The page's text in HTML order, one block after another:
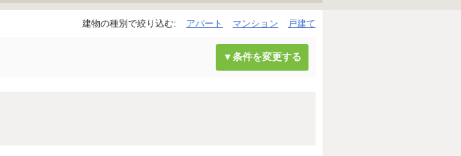
建物の種別で絞り込む: アパート マンション 戸建て
▼条件を変更する